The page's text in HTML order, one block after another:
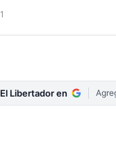
Libertador en